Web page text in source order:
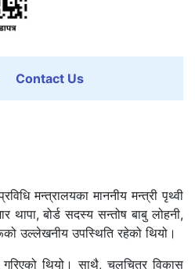
Contact Us
मन्त्रालयका माननीय मन्त्री पृथ्वी
बोर्ड सदस्य सन्तोष बाबु लोहनी,
उल्लेखनीय उपस्थिति रहेको थियो।
गरिएको थियो। साथै, चलचित्र विकास